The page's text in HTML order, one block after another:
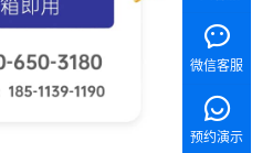
微信客服
预约演示